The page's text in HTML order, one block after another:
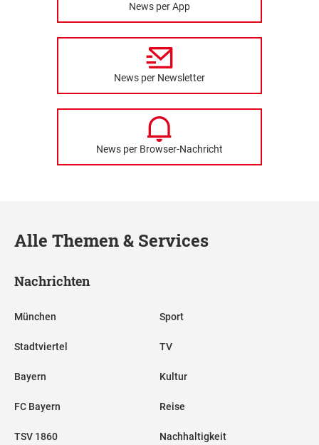
News per App
News per Newsletter
News per Browser-Nachricht
Alle Themen & Services
Nachrichten
München
Stadtviertel
Bayern
FC Bayern
TSV 1860
Sport
TV
Kultur
Reise
Nachhaltigkeit